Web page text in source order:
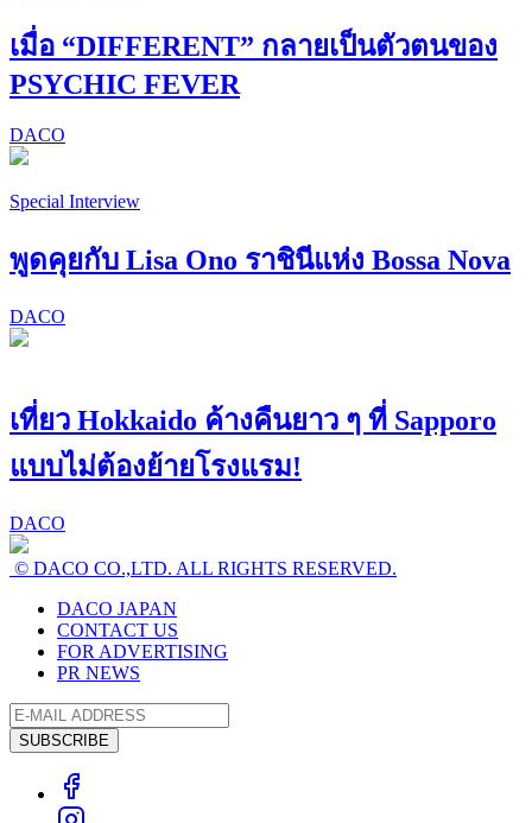
เมื่อ “DIFFERENT” กลายเป็นตัวตนของ
PSYCHIC FEVER
DACO
Special Interview
พูดคุยกับ Lisa Ono ราชินีแห่ง Bossa Nova
DACO
เที่ยว Hokkaido ค้างคืนยาว ๆ ที่ Sapporo
แบบไม่ต้องย้ายโรงแรม!
DACO
© DACO CO.,LTD. ALL RIGHTS RESERVED.
DACO JAPAN
CONTACT US
FOR ADVERTISING
PR NEWS